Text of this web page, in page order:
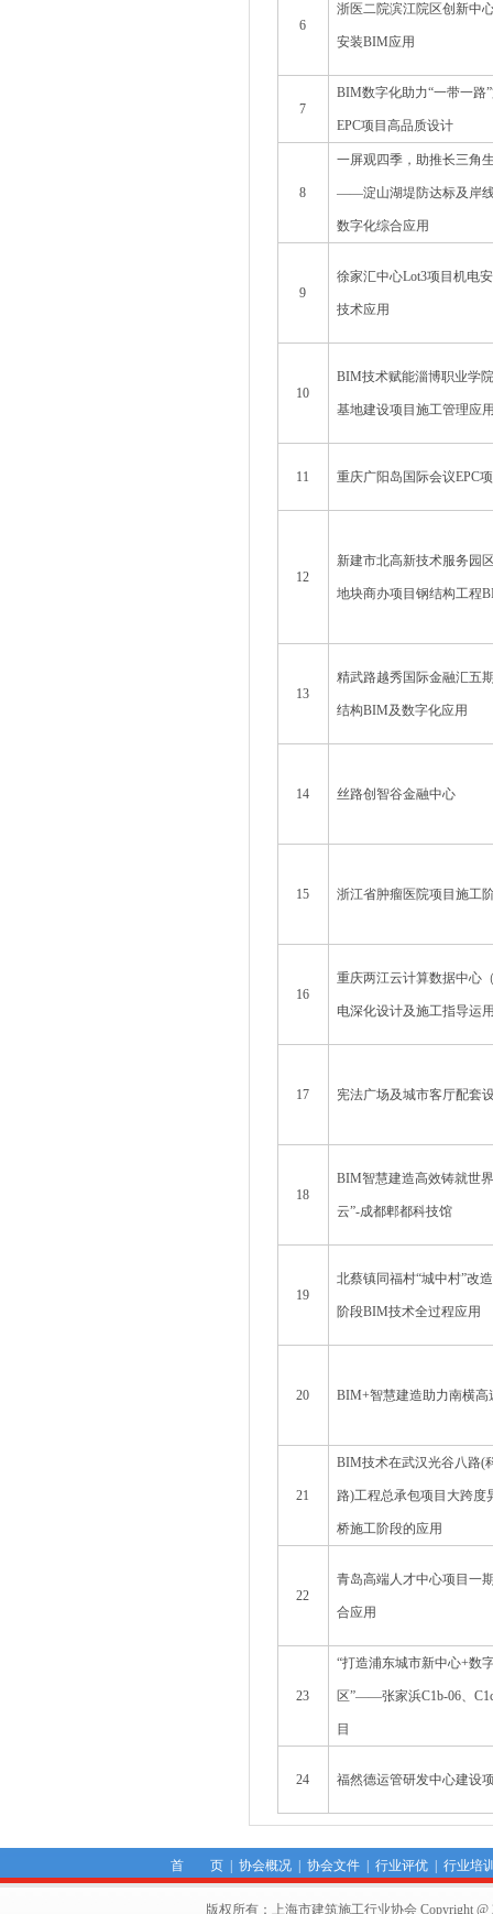
6
浙医二院滨江院区创新中
安装BIM应用
7
BIM数字化助力“一带一路
EPC项目高品质设计
8
一屏观四季，助推长三角
——淀山湖堤防达标及岸
数字化综合应用
9
徐家汇中心Lot3项目机电
技术应用
10
BIM技术赋能淄博职业学
基地建设项目施工管理应
11 重庆广阳岛国际会议EPC
12
新建市北高新技术服务园
地块商办项目钢结构工程
13
精武路越秀国际金融汇五
结构BIM及数字化应用
14 丝路创智谷金融中心
15 浙江省肿瘤医院项目施工
16
重庆两江云计算数据中心
电深化设计及施工指导运
17 宪法广场及城市客厅配套
18
BIM智慧建造高效铸就世
云”-成都郫都科技馆
19
北蔡镇同福村“城中村”改
阶段BIM技术全过程应用
20 BIM+智慧建造助力南横高
21
BIM技术在武汉光谷八路(
路)工程总承包项目大跨度
桥施工阶段的应用
22
青岛高端人才中心项目一
合应用
23
“打造浦东城市新中心+数
区”——张家浜C1b-06、
目
24 福然德运管研发中心建设
首 页| 协会概况| 协会文件| 行业评优| 行业培
版权所有：上海市建筑施工行业协会 Copyright @